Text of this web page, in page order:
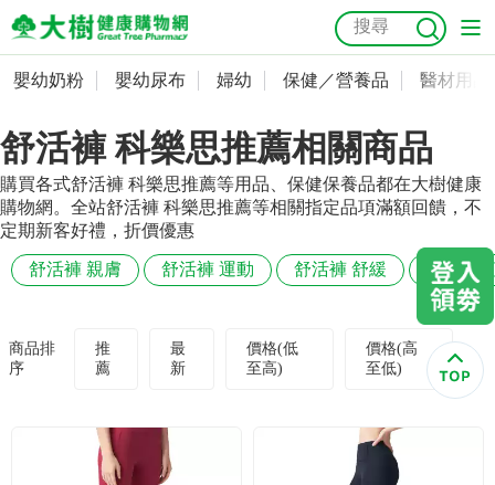
嬰幼奶粉
嬰幼尿布
婦幼
保健／營養品
美容／個人清潔
抗菌 尿布 大樹獨家 益生菌 魚油 幼兒米餅 貓砂
奶瓶奶嘴
會員資料及密碼修改
常用收件人清單
訂單查詢
收藏清單
優惠券領取
嬰幼奶粉 嬰幼尿布 婦幼 保健／營養品 醫材用品
舒活褲 科樂思推薦相關商品
購買各式舒活褲 科樂思推薦等用品、保健保養品都在大樹健康
購物網。全站舒活褲 科樂思推薦等相關指定品項滿額回饋，不
定期新客好禮，折價優惠
舒活褲 親膚 舒活褲 運動 舒活褲 舒緩 舒活褲
商品排
序
推
薦
最
新
價格(低
至高)
價格(高
至低)